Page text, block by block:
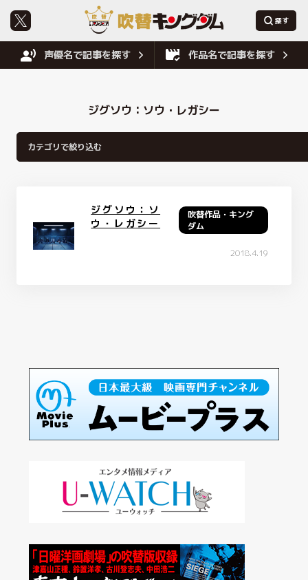
声優名で記事を探す 作品名で記事を探す
ジグソウ：ソウ・レガシー
ジグソウ：ソ
ウ・レガシー
吹替作品・キング
ダム
2018.4.19